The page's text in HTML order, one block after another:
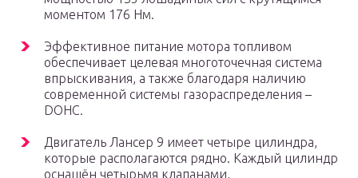
моментом 176 Нм.
Эффективное питание мотора топливом
обеспечивает целевая многоточечная система
впрыскивания, а также благодаря наличию
современной системы газораспределения –
DOHC.
Двигатель Лансер 9 имеет четыре цилиндра,
которые располагаются рядно. Каждый цилиндр
оснащён четырьмя клапанами,